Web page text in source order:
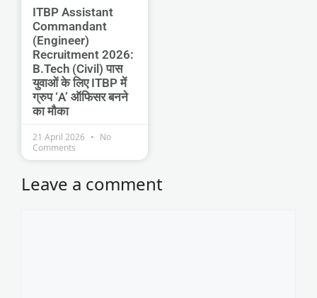
ITBP Assistant
Commandant
(Engineer)
Recruitment 2026:
B.Tech (Civil) पास
युवाओं के लिए ITBP में
ग्रुप ‘A’ ऑफिसर बनने
का मौका
21 April 2026
No
Comments
Leave a comment